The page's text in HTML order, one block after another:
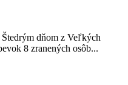
Štedrým dňom z Veľkých
8 zranených osôb...